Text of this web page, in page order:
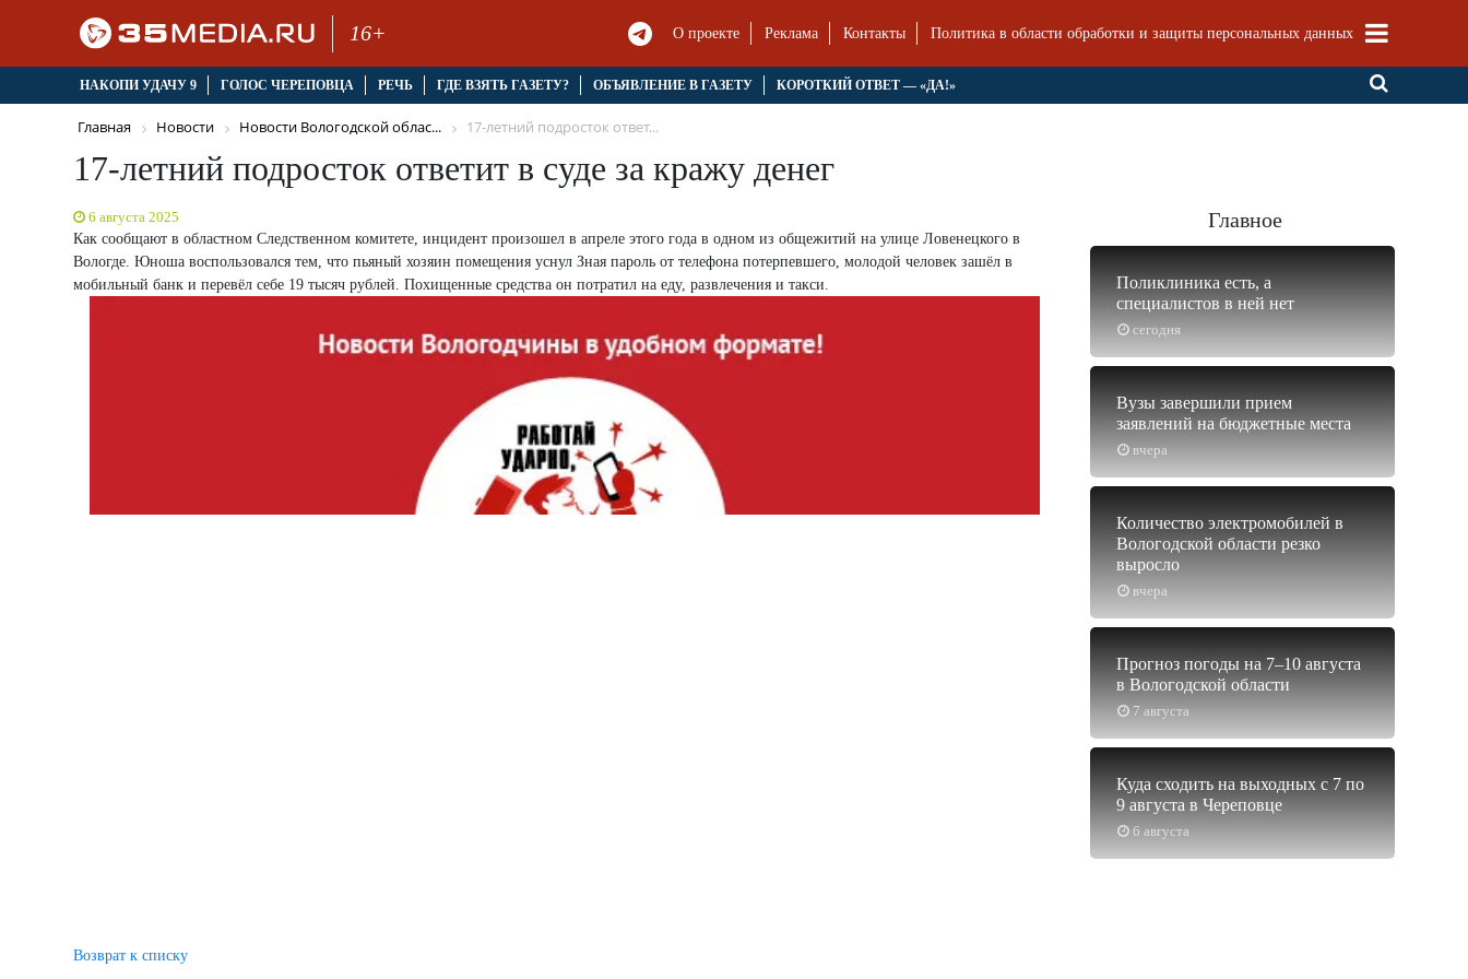
16+ О проекте Реклама Контакты Политика в области обработки и защиты персональных данных
НАКОПИ УДАЧУ 9 ГОЛОС ЧЕРЕПОВЦА РЕЧЬ ГДЕ ВЗЯТЬ ГАЗЕТУ? ОБЪЯВЛЕНИЕ В ГАЗЕТУ КОРОТКИЙ ОТВЕТ — «ДА!»
Главная Новости Новости Вологодской облас... 17-летний подросток ответ...
17-летний подросток ответит в суде за кражу денег
6 августа 2025
Как сообщают в областном Следственном комитете, инцидент произошел в апреле этого года в одном из общежитий на улице Ловенецкого в
Вологде. Юноша воспользовался тем, что пьяный хозяин помещения уснул Зная пароль от телефона потерпевшего, молодой человек зашёл в
мобильный банк и перевёл себе 19 тысяч рублей. Похищенные средства он потратил на еду, развлечения и такси.
Главное
сегодня
Поликлиника есть, а
специалистов в ней нет
вчера
Вузы завершили прием
заявлений на бюджетные места
вчера
Количество электромобилей в
Вологодской области резко
выросло
7 августа
Прогноз погоды на 7–10 августа
в Вологодской области
6 августа
Куда сходить на выходных с 7 по
9 августа в Череповце
Возврат к списку